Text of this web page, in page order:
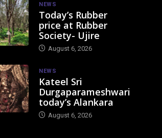
NEWS
Today’s Rubber
price at Rubber
Society- Ujire
August 6, 2026
NEWS
Kateel Sri
Durgaparameshwari
today’s Alankara
August 6, 2026